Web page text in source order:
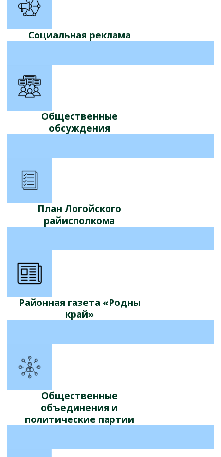
Социальная реклама
Общественные
обсуждения
План Логойского
райисполкома
Районная газета «Родны
край»
Общественные
объединения и
политические партии